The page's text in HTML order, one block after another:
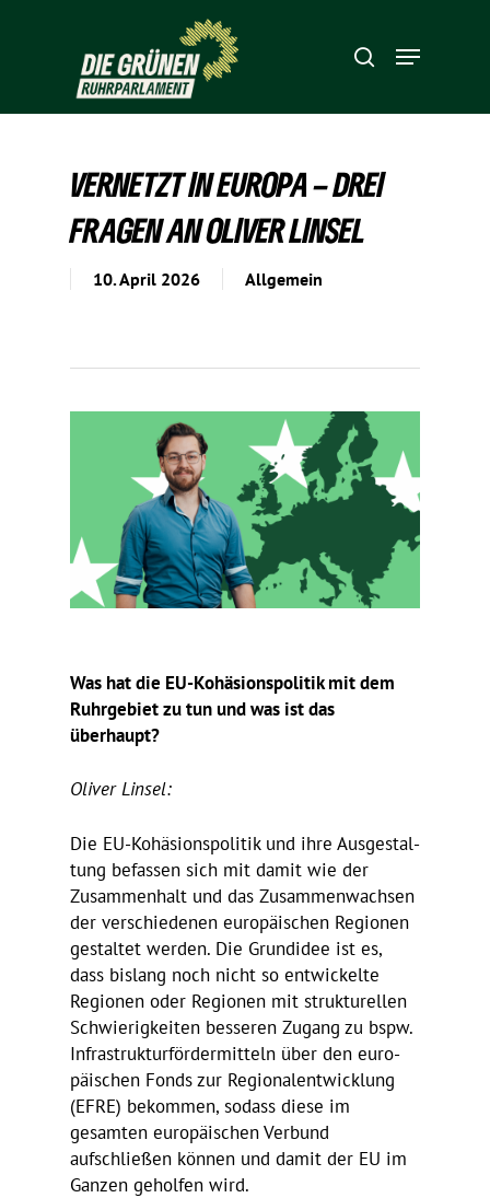
VERNETZT IN EUROPA – DREI
FRAGEN AN OLIVER LINSEL
10. April 2026 Allgemein
Was hat die EU-Kohä­si­ons­po­litik mit dem
Ruhr­ge­biet zu tun und was ist das
überhaupt?
Oliver Linsel:
Die EU-Kohä­si­ons­po­litik und ihre Ausge­stal­
tung befassen sich mit damit wie der
Zusam­men­halt und das Zusam­men­wachsen
der verschie­denen euro­päi­schen Regionen
gestaltet werden. Die Grund­idee ist es,
dass bislang noch nicht so entwi­ckelte
Regionen oder Regionen mit struk­tu­rellen
Schwie­rig­keiten besseren Zugang zu bspw.
Infra­struk­tur­för­der­mit­teln über den euro­
päi­schen Fonds zur Regio­nal­ent­wick­lung
(EFRE) bekommen, sodass diese im
gesamten euro­päi­schen Verbund
aufschließen können und damit der EU im
Ganzen geholfen wird.